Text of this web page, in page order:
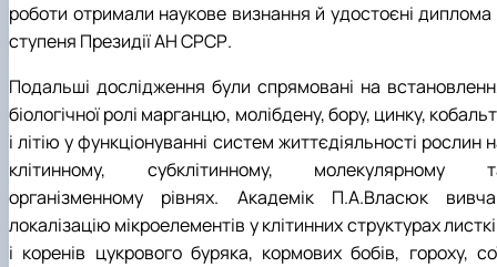
роботи отримали наукове визнання й удостоєні диплома
ступеня Президії АН СРСР.
Подальші дослідження були спрямовані на
біологічної ролі марганцю, молібдену, бору, цинку,
і літію у функціонуванні систем життєдіяльності рослин
клітинному, субклітинному, молекулярному
організменному рівнях. Академік П.А.Власюк
локалізацію мікроелементів у клітинних структурах
і коренів цукрового буряка, кормових бобів, гороху,